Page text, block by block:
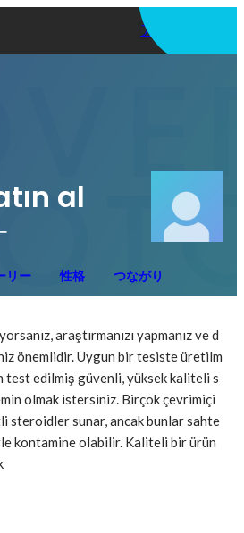
アプリを使う
al
リー 性格 つながり
araştırmanızı yapmanız ve d
önemlidir. Uygun bir tesiste üretilm
test edilmiş güvenli, yüksek kaliteli s
olmak istersiniz. Birçok çevrimiçi
steroidler sunar, ancak bunlar sahte
kontamine olabilir. Kaliteli bir ürün